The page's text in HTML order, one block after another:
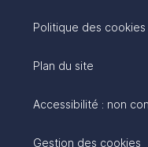
Politique des cookies
Plan du site
Accessibilité : non
Gestion des cookies